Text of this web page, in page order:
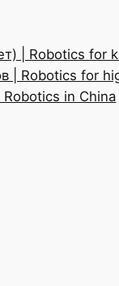
| Robotics for
| Robotics for
Robotics in China